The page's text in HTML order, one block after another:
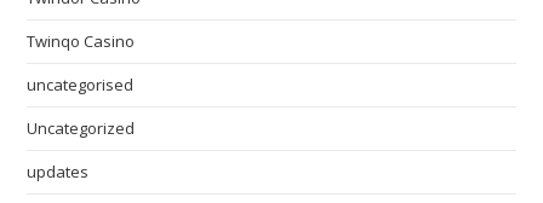
Twinqo Casino
uncategorised
Uncategorized
updates